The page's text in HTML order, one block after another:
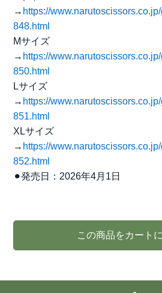
→ https://
848.html
Mサイズ
→ https://
850.html
Lサイズ
→ https://
851.html
XLサイズ
→ https://
852.html
⚫︎発売日：2026年4月1日